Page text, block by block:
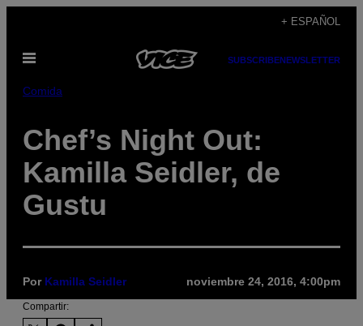
contenido
+ ESPAÑOL
Abrir
SUBSCRIBENEWSLETTER
Comida
Chef’s Night Out:
Kamilla Seidler, de
Gustu
Por Kamilla Seidler noviembre 24, 2016, 4:00pm
Compartir: